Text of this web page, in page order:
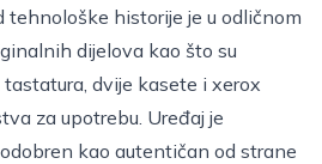
historije je u odličnom
dijelova kao što su
dvije kasete i xerox
za upotrebu. Uređaj je
kao autentičan od strane